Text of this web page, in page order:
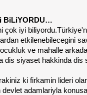
BiLiYORDU…
çok iyi
etkilenebilecegini
ve mahalle
dis siyaset hakkinda dis
ki firkamin lideri
adamlariyla